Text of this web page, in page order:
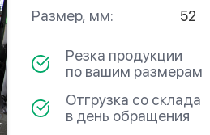
Размер, мм: 52
Резка продукции
по вашим размерам
Отгрузка со склада
в день обращения